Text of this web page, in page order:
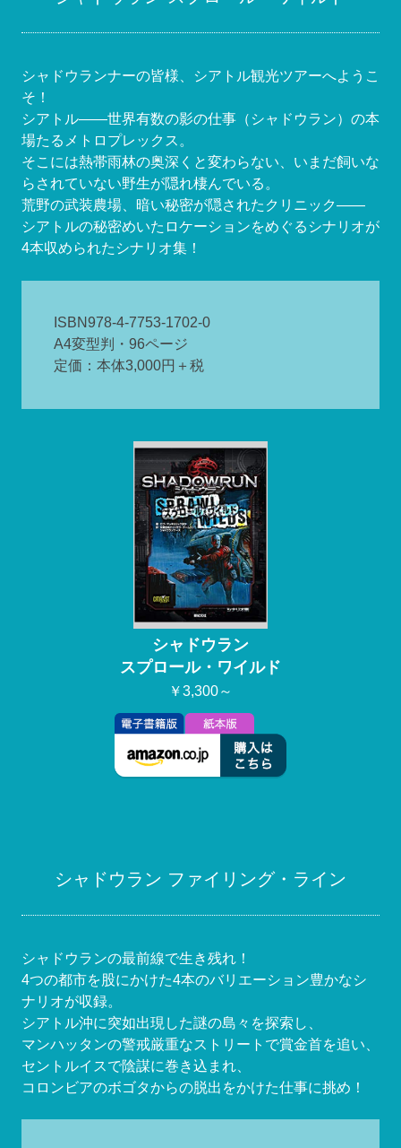
シャドウランナーの皆様、シアトル観光ツアーへようこ
そ！
シアトル――世界有数の影の仕事（シャドウラン）の本
場たるメトロプレックス。
そこには熱帯雨林の奥深くと変わらない、いまだ飼いな
らされていない野生が隠れ棲んでいる。
荒野の武装農場、暗い秘密が隠されたクリニック――
シアトルの秘密めいたロケーションをめぐるシナリオが
4本収められたシナリオ集！
ISBN978-4-7753-1702-0
A4変型判・96ページ
定価：本体3,000円＋税
シャドウラン
スプロール・ワイルド
￥3,300～
シャドウラン ファイリング・ライン
シャドウランの最前線で生き残れ！
4つの都市を股にかけた4本のバリエーション豊かなシ
ナリオが収録。
シアトル沖に突如出現した謎の島々を探索し、
マンハッタンの警戒厳重なストリートで賞金首を追い、
セントルイスで陰謀に巻き込まれ、
コロンビアのボゴタからの脱出をかけた仕事に挑め！